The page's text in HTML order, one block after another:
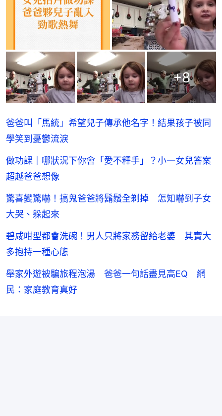
+8
爸爸叫「馬統」希望兒子傳承他名字！結果孩子被同
學笑到憂鬱流淚
做功課｜哪狀況下你會「愛不釋手」？小一女兒答案
超越爸爸想像
驚喜變驚嚇！搞鬼爸爸將鬍鬚全剃掉 怎知嚇到子女
大哭、躲起來
碧咸咁型都會洗碗！男人只將家務留給老婆 其實大
多抱持一種心態
舉家外遊被騙旅程泡湯 爸爸一句話盡見高EQ 網
民：家庭教育真好